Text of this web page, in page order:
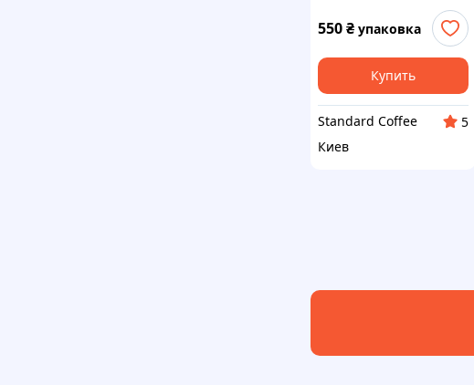
обжарки, 500г
(фисташка, курага,
зеленое яблоко)
550₴ упаковка
Купить
Standard Coffee
5
Киев